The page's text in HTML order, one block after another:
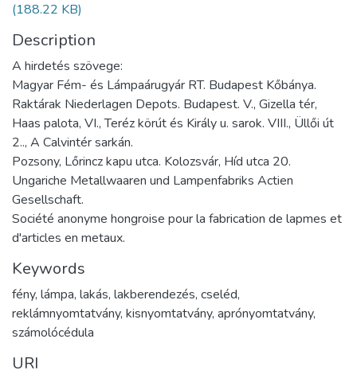
(188.22 KB)
Description
A hirdetés szövege:
Magyar Fém- és Lámpaárugyár RT. Budapest Kőbánya.
Raktárak Niederlagen Depots. Budapest. V., Gizella tér,
Haas palota, VI., Teréz körút és Király u. sarok. VIII., Üllői út
2.., A Calvintér sarkán.
Pozsony, Lőrincz kapu utca. Kolozsvár, Híd utca 20.
Ungariche Metallwaaren und Lampenfabriks Actien
Gesellschaft.
Société anonyme hongroise pour la fabrication de lapmes et
d'articles en metaux.
Keywords
fény, lámpa, lakás, lakberendezés, cseléd,
reklámnyomtatvány, kisnyomtatvány, aprónyomtatvány,
számolócédula
URI